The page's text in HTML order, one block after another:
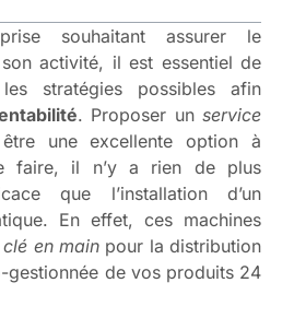
souhaitant assurer le
activité, il est essentiel de
stratégies possibles afin
. Proposer un service
une excellente option à
faire, il n’y a rien de plus
que l’installation d’un
En effet, ces machines
en mainpour la distribution
gestionnée de vos produits 24